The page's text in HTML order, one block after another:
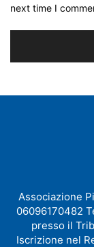
next time I
Associazione
06096170482
presso il
Iscrizione nel